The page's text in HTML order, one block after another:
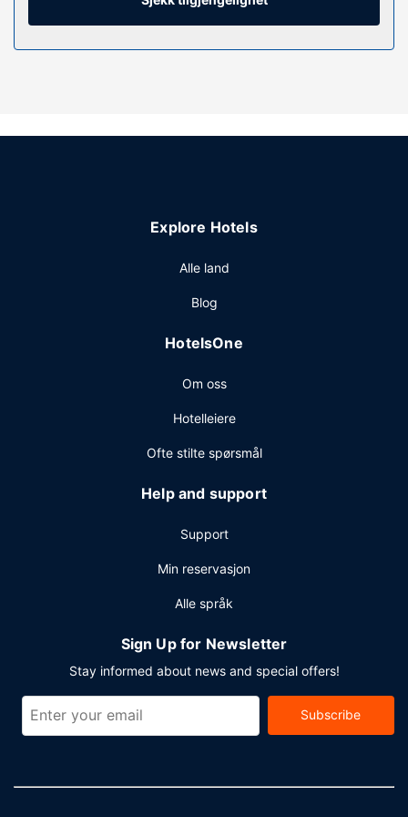
du kan holde deg oppdatert. Rommene har privat bad
wi-fi (inkludert) og salgsautomat.
hurtigutsjekking og en døgnåpen resepsjon. Gjestene
Explore Hotels
Alle land
Blog
HotelsOne
Om oss
Hotelleiere
Ofte stilte spørsmål
Help and support
Support
Min reservasjon
Alle språk
Sign Up for Newsletter
Stay informed about news and special offers!
Subscribe